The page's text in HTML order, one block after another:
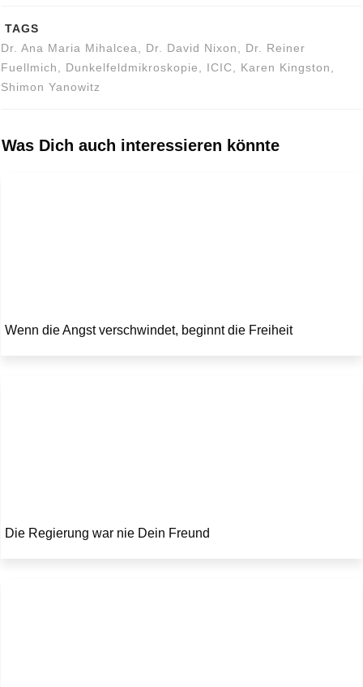
TAGS
Dr. Ana Maria Mihalcea, Dr. David Nixon, Dr. Reiner
Fuellmich, Dunkelfeldmikroskopie, ICIC, Karen Kingston,
Shimon Yanowitz
Was Dich auch interessieren könnte
Wenn die Angst verschwindet, beginnt die Freiheit
Die Regierung war nie Dein Freund